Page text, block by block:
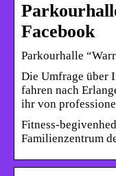
Facebook
Parkourhalle
Die Umfrage über
fahren nach
ihr von
Fitness-
Familienzentrum